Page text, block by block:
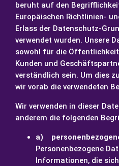
beruht auf den
Europäischen Richtlinien-
Erlass der Datenschutz-
verwendet wurden. Unsere
sowohl für die
Kunden und
verständlich sein. Um dies
wir vorab die verwendeten
Wir verwenden in dieser
anderem die folgenden
a)
Personenbezogene
Informationen, die